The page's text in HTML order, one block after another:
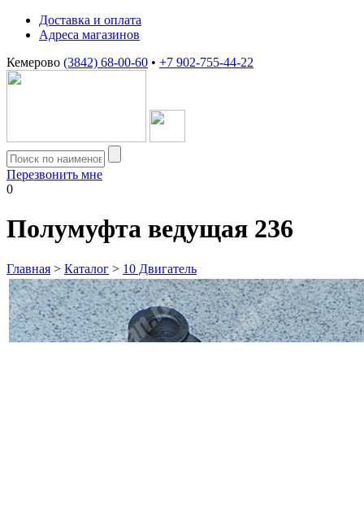
Доставка и оплата
Адреса магазинов
Кемерово (3842) 68-00-60 • +7 902-755-44-22
Перезвонить мне
0
Полумуфта ведущая 236
Главная > Каталог > 10 Двигатель